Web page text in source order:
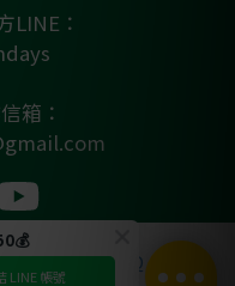
LINE：
箱：
貨政策｜產品 FAQ
LINE 帳號